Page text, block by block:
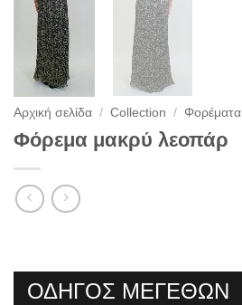
Αρχική σελίδα / Collection / Φορέματα
Φόρεμα μακρύ λεοπάρ
ΟΔΗΓΟΣ ΜΕΓΕΘΩΝ